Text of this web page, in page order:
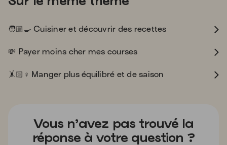
🧑adult
🏼‍ 🍳fried_egg
Cuisiner et découvrir des recettes
💸 money_with_wings
Payer moins cher mes courses
🤸cartwheeling
🏻‍ ♀️ female_sign
Manger plus équilibré et de saison
Vous n’avez pas trouvé la
réponse à votre question ?